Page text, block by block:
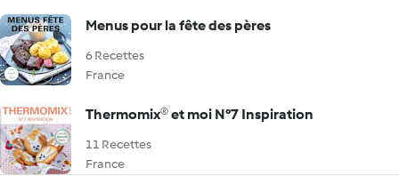
Menus pour la fête des pères
6 Recettes
France
Thermomix® et moi N°7 Inspiration
11 Recettes
France